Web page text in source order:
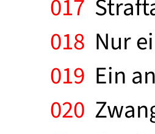
017
018 Nur
019 Ein
020